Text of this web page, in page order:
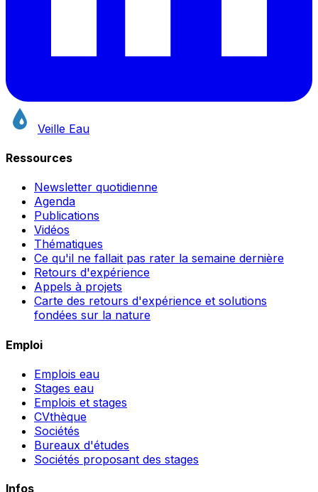
Veille Eau
Ressources
Newsletter quotidienne
Agenda
Publications
Vidéos
Thématiques
Ce qu'il ne fallait pas rater la semaine dernière
Retours d'expérience
Appels à projets
Carte des retours d'expérience et solutions
fondées sur la nature
Emploi
Emplois eau
Stages eau
Emplois et stages
CVthèque
Sociétés
Bureaux d'études
Sociétés proposant des stages
Infos